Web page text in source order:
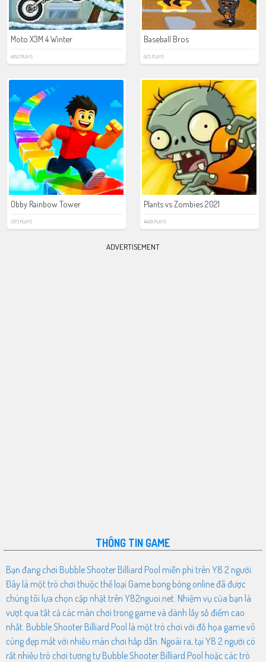
Moto X3M 4 Winter
4952 PLAYS
Baseball Bros
625 PLAYS
Obby Rainbow Tower
1373 PLAYS
Plants vs Zombies 2021
14439 PLAYS
ADVERTISEMENT
THÔNG TIN GAME
Bạn đang chơi Bubble Shooter Billiard Pool miễn phí trên Y8 2 người.
Đây là một trò chơi thuộc thể loại Game bong bóng online đã được
chúng tôi lựa chọn cập nhật trên Y82nguoi.net. Nhiệm vụ của bạn là
vượt qua tất cả các màn chơi trong game và dành lấy số điểm cao
nhất. Bubble Shooter Billiard Pool là một trò chơi với đồ họa game vô
cùng đẹp mắt với nhiều màn chơi hấp dẫn. Ngoài ra, tại Y8 2 người có
rất nhiều trò chơi tương tự Bubble Shooter Billiard Pool hoặc các trò